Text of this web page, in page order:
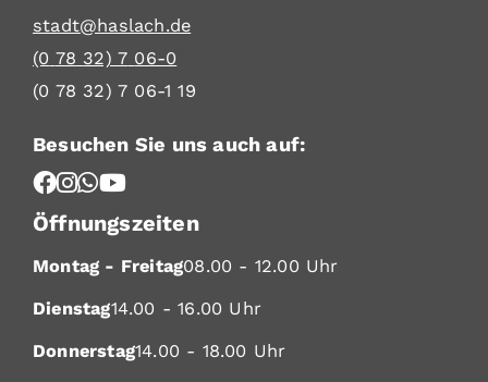
stadt@haslach.de
(0 78 32) 7 06-0
(0 78 32) 7 06-1 19
Besuchen Sie uns auch auf:
Öffnungszeiten
Montag - Freitag08.00 - 12.00 Uhr
Dienstag14.00 - 16.00 Uhr
Donnerstag14.00 - 18.00 Uhr